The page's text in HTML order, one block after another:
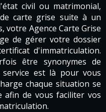
civil ou matrimonial,
carte grise suite à un
votre Agence Carte Grise
de gérer votre dossier
d'immatriculation.
être synonymes de
est là pour vous
chaque situation se
de vous faciliter vos